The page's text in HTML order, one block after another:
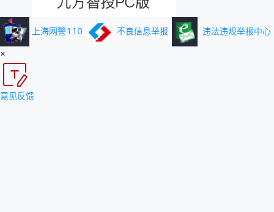
上海网警110 不良信息举报 违法违规举报中心
×
意见反馈